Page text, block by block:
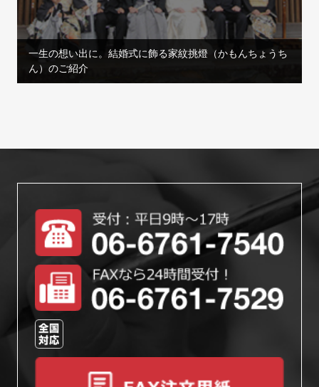
一生の想い出に。結婚式に飾る家紋挑燈（かもんちょうち
ん）のご紹介